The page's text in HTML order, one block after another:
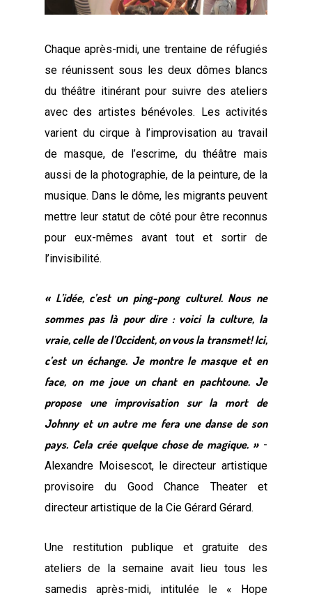
Chaque après-midi, une trentaine de réfugiés
se réunissent sous les deux dômes blancs
du théâtre itinérant pour suivre des ateliers
avec des artistes bénévoles. Les activités
varient du cirque à l’improvisation au travail
de masque, de l’escrime, du théâtre mais
aussi de la photographie, de la peinture, de la
musique. Dans le dôme, les migrants peuvent
mettre leur statut de côté pour être reconnus
pour eux-mêmes avant tout et sortir de
l’invisibilité.
« L’idée, c’est un ping-pong culturel. Nous ne
sommes pas là pour dire : voici la culture, la
vraie, celle de l’Occident, on vous la transmet! Ici,
c’est un échange. Je montre le masque et en
face, on me joue un chant en pachtoune. Je
propose une improvisation sur la mort de
Johnny et un autre me fera une danse de son
pays. Cela crée quelque chose de magique. »-
Alexandre Moisescot, le directeur artistique
provisoire du Good Chance Theater et
directeur artistique de la Cie Gérard Gérard.
Une restitution publique et gratuite des
ateliers de la semaine avait lieu tous les
samedis après-midi, intitulée le « Hope